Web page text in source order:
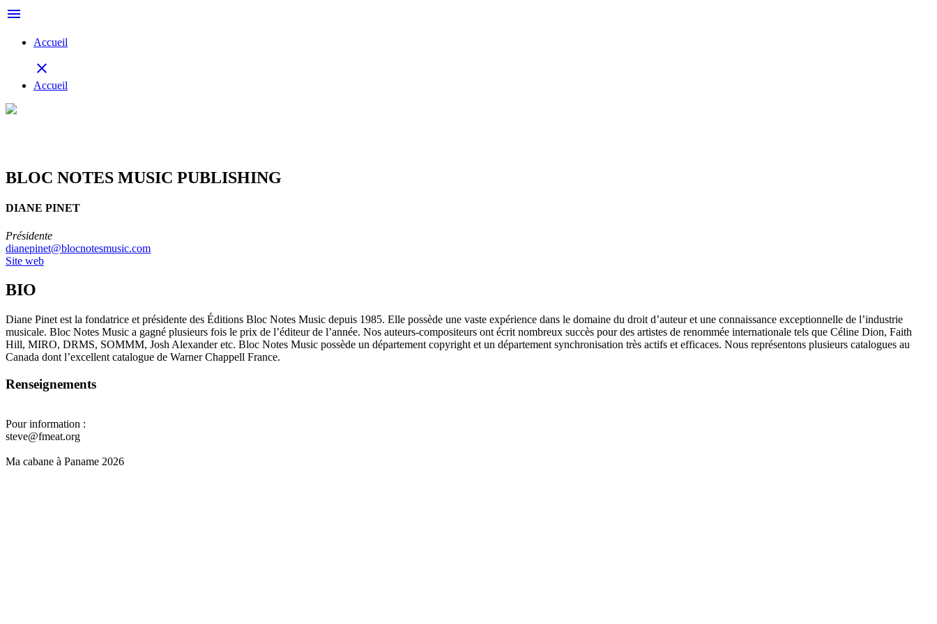
menu
Accueil
close
Accueil
BLOC NOTES MUSIC PUBLISHING
DIANE PINET
Présidente
dianepinet@blocnotesmusic.com
Site web
BIO
Diane Pinet est la fondatrice et présidente des Éditions Bloc Notes Music depuis 1985. Elle possède une vaste expérience dans le domaine du droit d’auteur et une connaissance exceptionnelle de l’industrie
musicale. Bloc Notes Music a gagné plusieurs fois le prix de l’éditeur de l’année. Nos auteurs-compositeurs ont écrit nombreux succès pour des artistes de renommée internationale tels que Céline Dion, Faith
Hill, MIRO, DRMS, SOMMM, Josh Alexander etc. Bloc Notes Music possède un département copyright et un département synchronisation très actifs et efficaces. Nous représentons plusieurs catalogues au
Canada dont l’excellent catalogue de Warner Chappell France.
Renseignements
Pour information :
steve@fmeat.org
Ma cabane à Paname 2026